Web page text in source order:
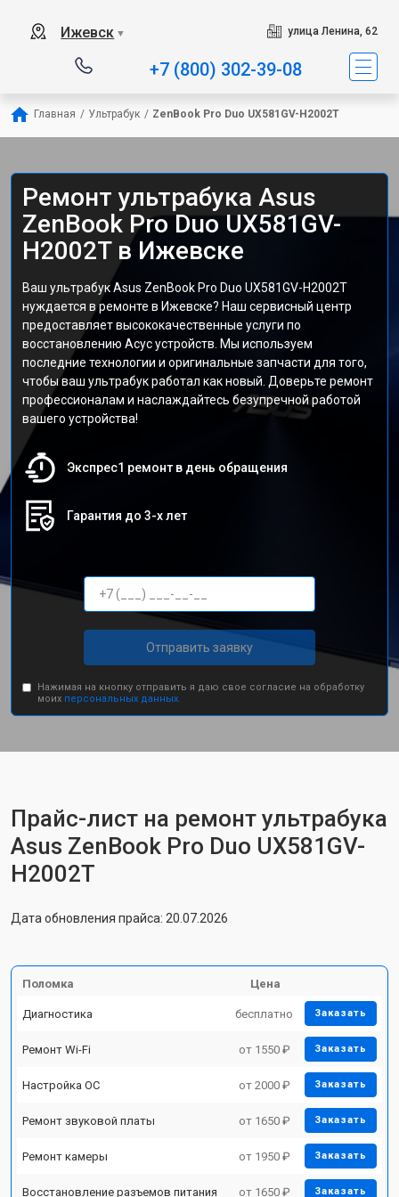
Ижевск ▼ улица Ленина, 62
+7 (800) 302-39-08
Главная / Ультрабук / ZenBook Pro Duo UX581GV-H2002T
Ремонт ультрабука Asus
ZenBook Pro Duo UX581GV-
H2002T в Ижевске
Ваш ультрабук Asus ZenBook Pro Duo UX581GV-H2002T
нуждается в ремонте в Ижевске? Наш сервисный центр
предоставляет высококачественные услуги по
восстановлению Асус устройств. Мы используем
последние технологии и оригинальные запчасти для того,
чтобы ваш ультрабук работал как новый. Доверьте ремонт
профессионалам и наслаждайтесь безупречной работой
вашего устройства!
Экспрес1 ремонт в день обращения
Гарантия до 3-х лет
Отправить заявку
Нажимая на кнопку отправить я даю свое согласие на обработку
моих персональных данных.
Прайс-лист на ремонт ультрабука
Asus ZenBook Pro Duo UX581GV-
H2002T
Дата обновления прайса: 20.07.2026
Поломка Цена
Диагностика бесплатно Заказать
Ремонт Wi-Fi от 1550 ₽ Заказать
Настройка ОС от 2000 ₽ Заказать
Ремонт звуковой платы от 1650 ₽ Заказать
Ремонт камеры от 1950 ₽ Заказать
Восстановление разъемов питания от 1650 ₽ Заказать